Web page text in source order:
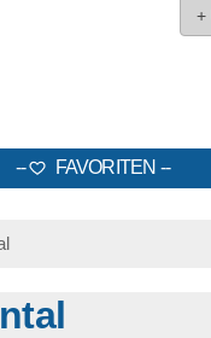
+
FAVORITEN